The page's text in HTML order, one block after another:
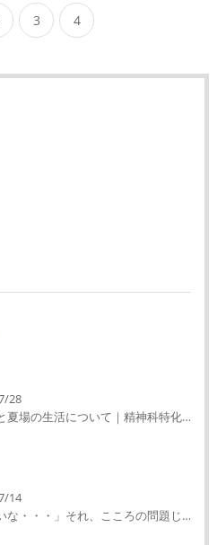
3 4
28
向精神薬と夏場の生活について｜精神科特化訪問看護ミント【明石市・神戸市垂水区・神戸市西区】
14
「しんどいな・・・」それ、こころの問題じゃないかもしれません｜精神科特化訪問看護ミント【明石市・神戸市西区・垂水区】